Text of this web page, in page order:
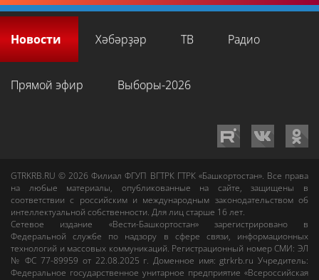
Новости Хәбәрҙәр ТВ Радио
Прямой эфир Выборы-2026
GTRKRB.RU © 2026Филиал ФГУП ВГТРК ГТРК «Башкортостан». Все права
на любые материалы, опубликованные на сайте, защищены в
соответствии с российским и международным законодательством об
интеллектуальной собственности. Для лиц старше 16 лет.
Сетевое издание «Вести-Башкортостан»зарегистрировано в
Федеральной службе по надзору в сфере связи, информационных
технологий и массовых коммуникаций. Регистрационный номер СМИ: ЭЛ
№ ФС 77-89959 от 22.08.2025 г. Доменное имя:gtrkrb.ru Учредитель:
Федеральное государственное унитарное предприятие «Всероссийская